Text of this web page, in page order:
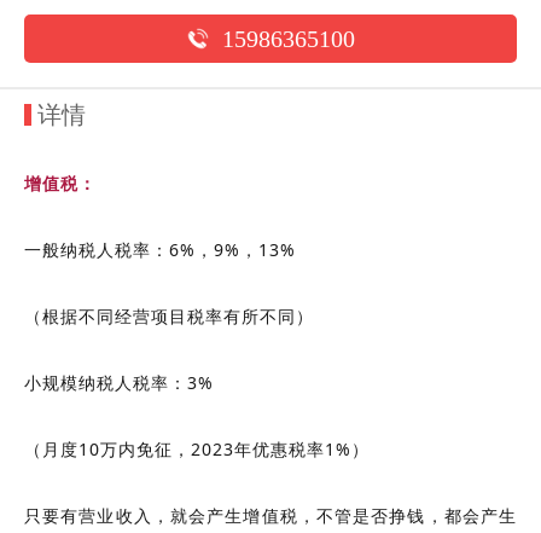
15986365100
详情
增值税：
一般纳税人税率：6%，9%，13%
（根据不同经营项目税率有所不同）
小规模纳税人税率：3%
（月度10万内免征，2023年优惠税率1%）
只要有营业收入，就会产生增值税，不管是否挣钱，都会产生